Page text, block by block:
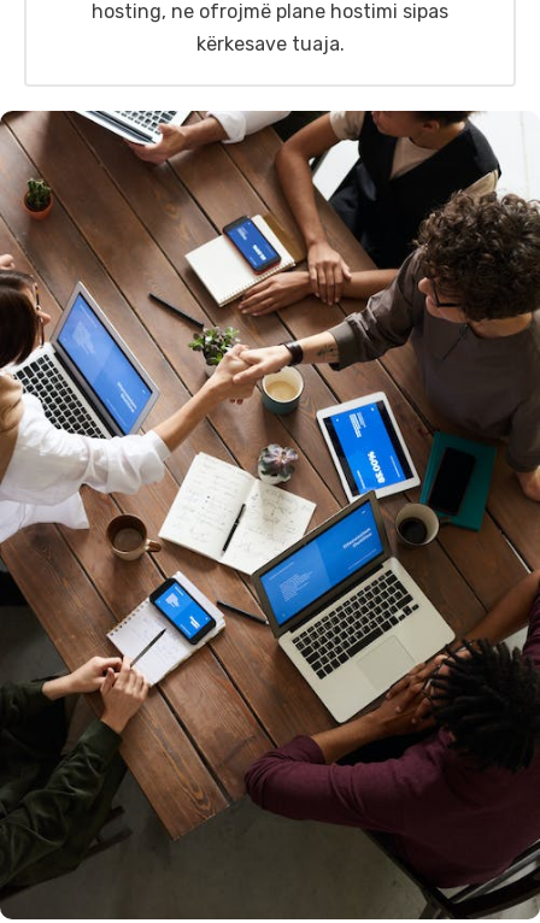
hosting, ne ofrojmë plane hostimi sipas
kërkesave tuaja.